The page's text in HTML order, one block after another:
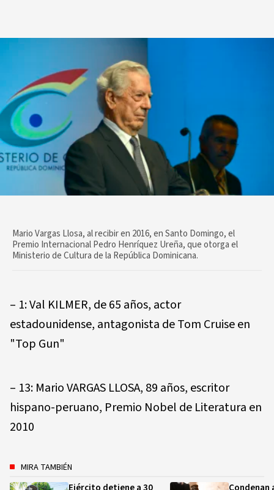
Mario Vargas Llosa, al recibir en 2016, en Santo Domingo, el
Premio Internacional Pedro Henríquez Ureña, que otorga el
Ministerio de Cultura de la República Dominicana.
– 1: Val KILMER, de 65 años, actor
estadounidense, antagonista de Tom Cruise en
"Top Gun"
– 13: Mario VARGAS LLOSA, 89 años, escritor
hispano-peruano, Premio Nobel de Literatura en
2010
MIRA TAMBIÉN